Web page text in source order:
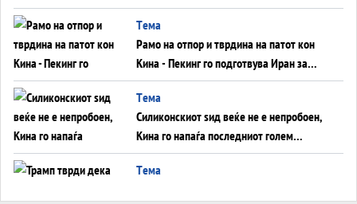
во Суец најавува глобален енергетски
инфаркт?
Tема
Рамо на отпор и тврдина на патот кон
Кина - Пекинг го подготвува Иран за
американска копнена инвазија
Tема
Силиконскиот ѕид веќе не е непробоен,
Кина го напаѓа последниот голем
монопол на Западот?
Tема